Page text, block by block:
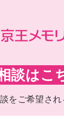
談はこ
を ご希望さ